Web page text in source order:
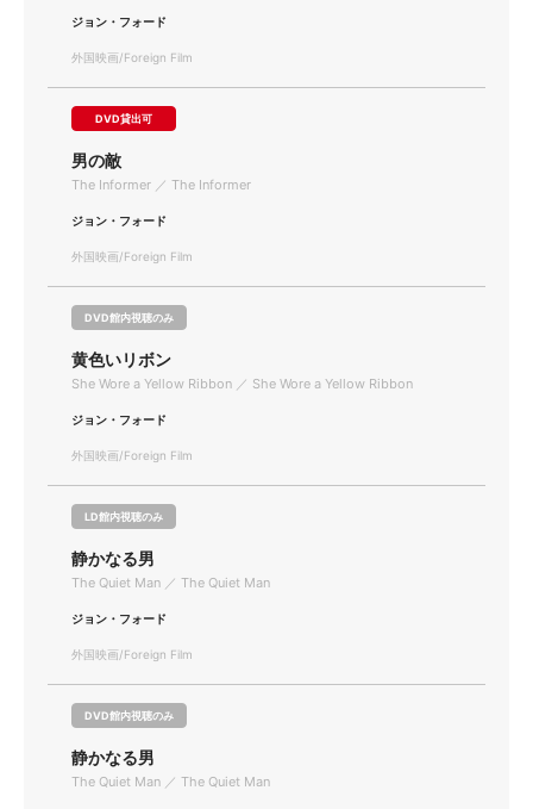
ジョン・フォード
外国映画/Foreign Film
DVD貸出可
男の敵
The Informer ／ The Informer
ジョン・フォード
外国映画/Foreign Film
DVD館内視聴のみ
黄色いリボン
She Wore a Yellow Ribbon ／ She Wore a Yellow Ribbon
ジョン・フォード
外国映画/Foreign Film
LD館内視聴のみ
静かなる男
The Quiet Man ／ The Quiet Man
ジョン・フォード
外国映画/Foreign Film
DVD館内視聴のみ
静かなる男
The Quiet Man ／ The Quiet Man